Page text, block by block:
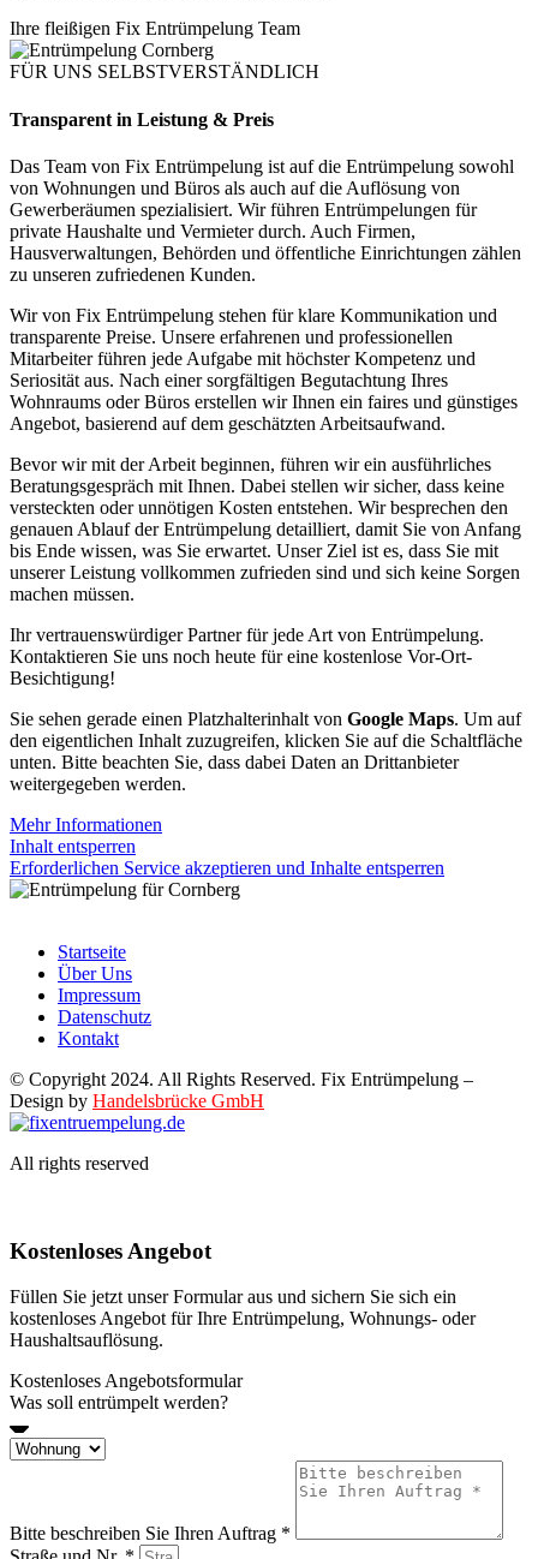
Ihre fleißigen Fix Entrümpelung Team
FÜR UNS SELBSTVERSTÄNDLICH
Transparent in Leistung & Preis
Das Team von Fix Entrümpelung ist auf die Entrümpelung sowohl
von Wohnungen und Büros als auch auf die Auflösung von
Gewerberäumen spezialisiert. Wir führen Entrümpelungen für
private Haushalte und Vermieter durch. Auch Firmen,
Hausverwaltungen, Behörden und öffentliche Einrichtungen zählen
zu unseren zufriedenen Kunden.
Wir von Fix Entrümpelung stehen für klare Kommunikation und
transparente Preise. Unsere erfahrenen und professionellen
Mitarbeiter führen jede Aufgabe mit höchster Kompetenz und
Seriosität aus. Nach einer sorgfältigen Begutachtung Ihres
Wohnraums oder Büros erstellen wir Ihnen ein faires und günstiges
Angebot, basierend auf dem geschätzten Arbeitsaufwand.
Bevor wir mit der Arbeit beginnen, führen wir ein ausführliches
Beratungsgespräch mit Ihnen. Dabei stellen wir sicher, dass keine
versteckten oder unnötigen Kosten entstehen. Wir besprechen den
genauen Ablauf der Entrümpelung detailliert, damit Sie von Anfang
bis Ende wissen, was Sie erwartet. Unser Ziel ist es, dass Sie mit
unserer Leistung vollkommen zufrieden sind und sich keine Sorgen
machen müssen.
Ihr vertrauenswürdiger Partner für jede Art von Entrümpelung.
Kontaktieren Sie uns noch heute für eine kostenlose Vor-Ort-
Besichtigung!
Sie sehen gerade einen Platzhalterinhalt von Google Maps. Um auf
den eigentlichen Inhalt zuzugreifen, klicken Sie auf die Schaltfläche
unten. Bitte beachten Sie, dass dabei Daten an Drittanbieter
weitergegeben werden.
Mehr Informationen
Inhalt entsperren
Erforderlichen Service akzeptieren und Inhalte entsperren
Startseite
Über Uns
Impressum
Datenschutz
Kontakt
© Copyright 2024. All Rights Reserved. Fix Entrümpelung –
Design by Handelsbrücke GmbH
All rights reserved
Kostenloses Angebot
Füllen Sie jetzt unser Formular aus und sichern Sie sich ein
kostenloses Angebot für Ihre Entrümpelung, Wohnungs- oder
Haushaltsauflösung.
Kostenloses Angebotsformular
Was soll entrümpelt werden?
Bitte beschreiben Sie Ihren Auftrag *